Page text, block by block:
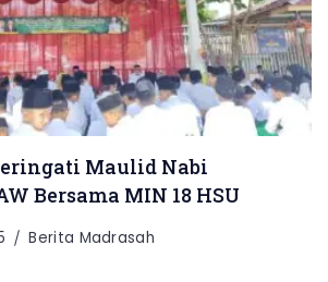
Maulid Nabi
Bersama MIN 18 HSU
Berita Madrasah